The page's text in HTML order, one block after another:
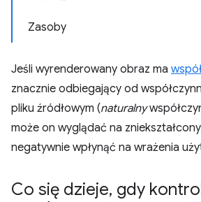
Zasoby
Jeśli wyrenderowany obraz ma
znacznie odbiegający od
pliku źródłowym (naturalny
może on wyglądać na
negatywnie wpłynąć na wrażenia
Co się dzieje, gdy